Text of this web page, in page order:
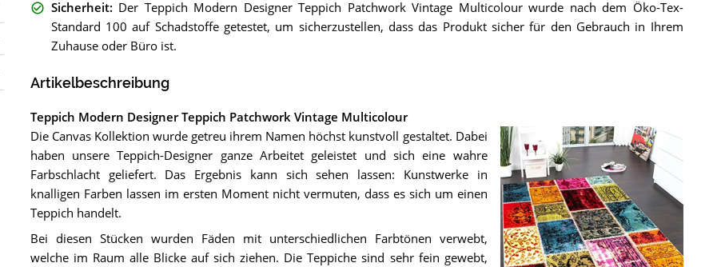
Sicherheit: Der Teppich Modern Designer Teppich Patchwork Vintage Multicolour wurde nach dem Öko-Tex-
Standard 100 auf Schadstoffe getestet, um sicherzustellen, dass das Produkt sicher für den Gebrauch in Ihrem
Zuhause oder Büro ist.
Artikelbeschreibung
Teppich Modern Designer Teppich Patchwork Vintage Multicolour
Die Canvas Kollektion wurde getreu ihrem Namen höchst kunstvoll gestaltet. Dabei
haben unsere Teppich-Designer ganze Arbeitet geleistet und sich eine wahre
Farbschlacht geliefert. Das Ergebnis kann sich sehen lassen: Kunstwerke in
knalligen Farben lassen im ersten Moment nicht vermuten, dass es sich um einen
Teppich handelt.
Bei diesen Stücken wurden Fäden mit unterschiedlichen Farbtönen verwebt,
welche im Raum alle Blicke auf sich ziehen. Die Teppiche sind sehr fein gewebt,